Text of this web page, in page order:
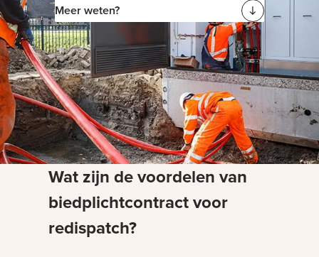
Meer weten?
Wat zijn de voordelen van
biedplichtcontract voor
redispatch?